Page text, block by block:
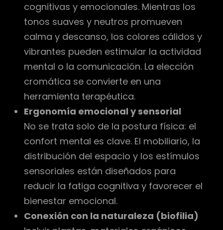
cognitivas y emocionales. Mientras los
tonos suaves y neutros promueven
calma y descanso, los colores cálidos y
vibrantes pueden estimular la actividad
mental o la comunicación. La elección
cromática se convierte en una
herramienta terapéutica.
Ergonomía emocional y sensorial
No se trata solo de la postura física: el
confort mental es clave. El mobiliario, la
distribución del espacio y los estímulos
sensoriales están diseñados para
reducir la fatiga cognitiva y favorecer el
bienestar emocional.
Conexión con la naturaleza (biofilia)